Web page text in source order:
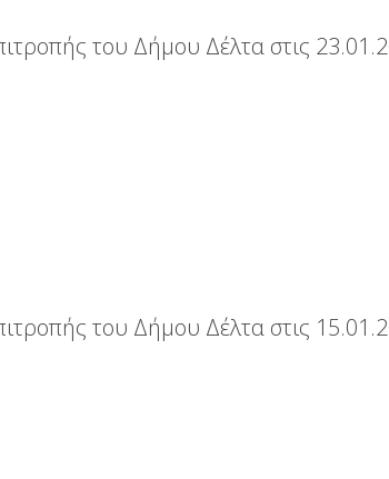
του Δήμου Δέλτα στις
του Δήμου Δέλτα στις